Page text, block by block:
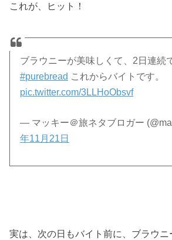
これが、ヒット！
ブラウニーが美味しくて、2日連続
#purebread これからバイトです。
pic.twitter.com/3LLHoObsvf
— マッキー＠旅ネタブロガー
年11月21日
実は、次の日もバイト前に、ブラウニ